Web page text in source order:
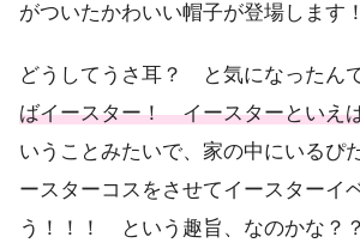
がついたかわいい帽子が登場します！
どうしてうさ耳？ と気になったんで
ばイースター！ イースターといえ
いうことみたいで、家の中にいるぴ
ースターコスをさせてイースターイ
う！！！ という趣旨、なのかな？？